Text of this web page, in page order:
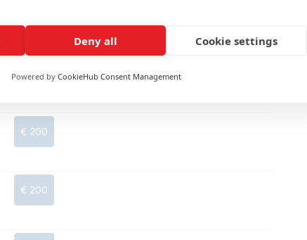
€ 200
€ 200
€ 200
Deny all Cookie settings
Powered by CookieHub Consent Management